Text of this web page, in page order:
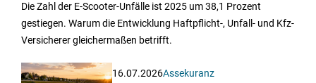
Die Zahl der E-Scooter-Unfälle ist 2025 um 38,1 Prozent
gestiegen. Warum die Entwicklung Haftpflicht-, Unfall- und Kfz-
Versicherer gleichermaßen betrifft.
16.07.2026Assekuranz